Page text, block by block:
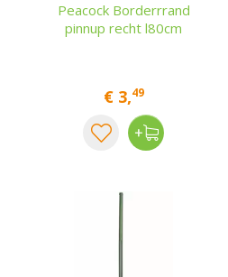
Peacock Borderrrand
pinnup recht l80cm
€ 3,49